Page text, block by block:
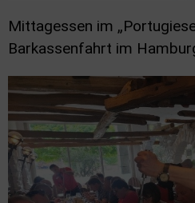
Mittagessen im
Barkassenfahrt im